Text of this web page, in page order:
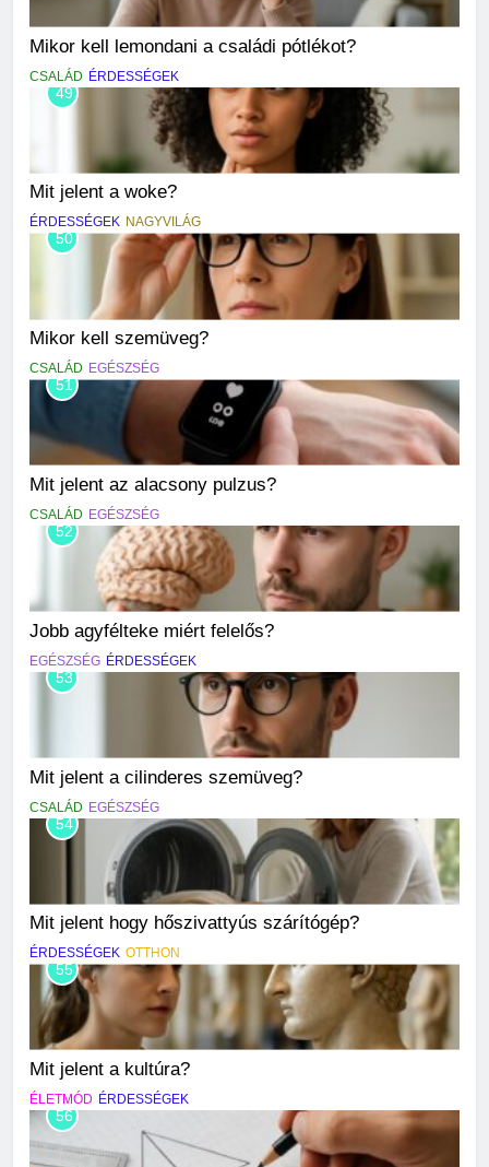
Mikor kell lemondani a családi pótlékot?
CSALÁD ÉRDESSÉGEK
49
Mit jelent a woke?
ÉRDESSÉGEK NAGYVILÁG
50
Mikor kell szemüveg?
CSALÁD EGÉSZSÉG
51
Mit jelent az alacsony pulzus?
CSALÁD EGÉSZSÉG
52
Jobb agyfélteke miért felelős?
EGÉSZSÉG ÉRDESSÉGEK
53
Mit jelent a cilinderes szemüveg?
CSALÁD EGÉSZSÉG
54
Mit jelent hogy hőszivattyús szárítógép?
ÉRDESSÉGEK OTTHON
55
Mit jelent a kultúra?
ÉLETMÓD ÉRDESSÉGEK
56